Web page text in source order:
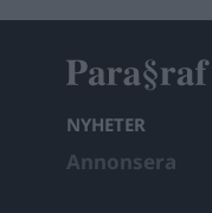
NYHETER
Annonsera